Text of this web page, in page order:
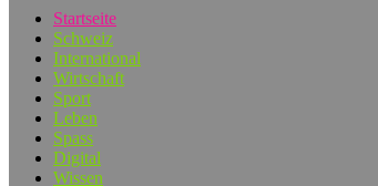
Startseite
Schweiz
International
Wirtschaft
Sport
Leben
Spass
Digital
Wissen